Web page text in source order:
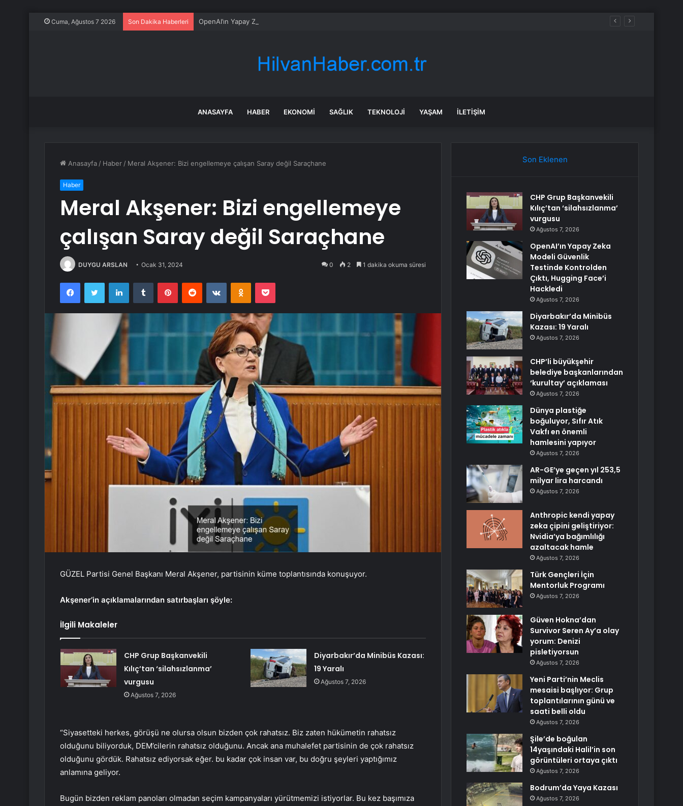
Cuma, Ağustos 7 2026 Son Dakika Haberleri OpenAI’ın Yapay Zeka Modeli Güvenlik Testinde Kontrolden Çıktı, Hugging Face’i Hackledi
ANASAYFA HABER EKONOMI SAĞLIK TEKNOLOJI YAŞAM İLETIŞIM
Anasayfa / Haber / Meral Akşener: Bizi engellemeye çalışan Saray değil Saraçhane
Haber
Meral Akşener: Bizi engellemeye
çalışan Saray değil Saraçhane
DUYGU ARSLAN Ocak 31, 2024 0 2 1 dakika okuma süresi
FacebookTwitter LinkedInTumblr PinterestReddit VKontakteOdnoklassniki
Pocket
GÜZEL Partisi Genel Başkanı Meral Akşener, partisinin küme toplantısında konuşuyor.
Akşener’in açıklamalarından satırbaşları şöyle:
İlgili Makaleler
CHP Grup Başkanvekili
Kılıç’tan ‘silahsızlanma’
vurgusu
Ağustos 7, 2026
Diyarbakır’da Minibüs Kazası:
19 Yaralı
Ağustos 7, 2026
“Siyasetteki herkes, görüşü ne olursa olsun bizden çok rahatsız. Biz zaten hükümetin rahatsız
olduğunu biliyorduk, DEM’cilerin rahatsız olduğunu. Ancak ana muhalefet partisinin de çok rahatsız
olduğunu gördük. Rahatsız ediyorsak eğer. bu kadar çok insan var, bu doğru şeyleri yaptığımız
anlamına geliyor.
Bugün bizden reklam panoları olmadan seçim kampanyaları yürütmemizi istiyorlar. Bu kez başımıza
Son Eklenen
CHP Grup Başkanvekili
Kılıç’tan ‘silahsızlanma’
vurgusu
Ağustos 7, 2026
OpenAI’ın Yapay Zeka
Modeli Güvenlik
Testinde Kontrolden
Çıktı, Hugging Face’i
Hackledi
Ağustos 7, 2026
Diyarbakır’da Minibüs
Kazası: 19 Yaralı
Ağustos 7, 2026
CHP’li büyükşehir
belediye başkanlarından
‘kurultay’ açıklaması
Ağustos 7, 2026
Dünya plastiğe
boğuluyor, Sıfır Atık
Vakfı en önemli
hamlesini yapıyor
Ağustos 7, 2026
AR-GE’ye geçen yıl 253,5
milyar lira harcandı
Ağustos 7, 2026
Anthropic kendi yapay
zeka çipini geliştiriyor:
Nvidia’ya bağımlılığı
azaltacak hamle
Ağustos 7, 2026
Türk Gençleri İçin
Mentorluk Programı
Ağustos 7, 2026
Güven Hokna’dan
Survivor Seren Ay’a olay
yorum: Denizi
pisletiyorsun
Ağustos 7, 2026
Yeni Parti’nin Meclis
mesaisi başlıyor: Grup
toplantılarının günü ve
saati belli oldu
Ağustos 7, 2026
Şile’de boğulan
14yaşındaki Halil’in son
görüntüleri ortaya çıktı
Ağustos 7, 2026
Bodrum’da Yaya Kazası
Ağustos 7, 2026